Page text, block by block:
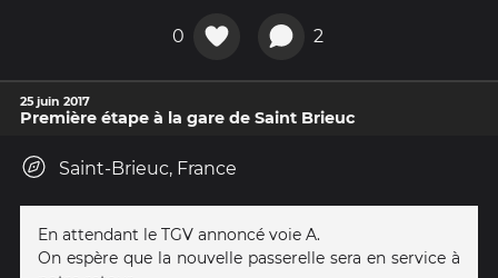
0 2
25 juin 2017
Première étape à la gare de Saint Brieuc
Saint-Brieuc, France
En attendant le TGV annoncé voie A.
On espère que la nouvelle passerelle sera en service à